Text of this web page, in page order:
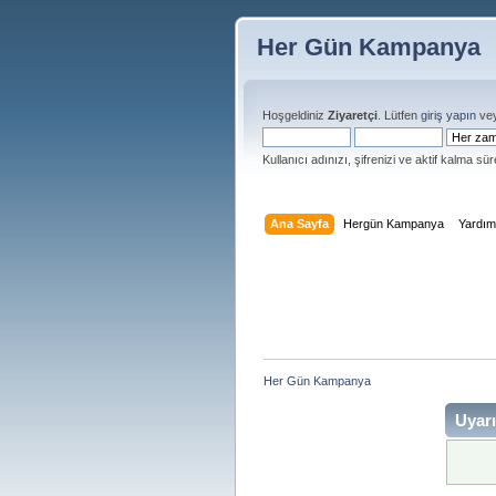
Her Gün Kampanya
Hoşgeldiniz Ziyaretçi . Lütfen giriş yapın
Kullanıcı adınızı, şifrenizi ve aktif kalma
Ana Sayfa Hergün Kampanya Yardım
Her Gün Kampanya